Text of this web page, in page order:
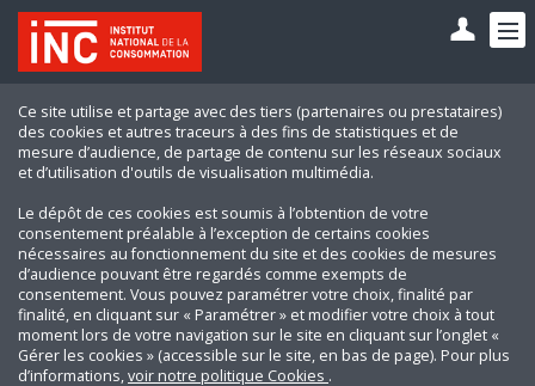
Ce site utilise et partage avec des tiers (partenaires ou prestataires)
des cookies et autres traceurs à des fins de statistiques et de
mesure d’audience, de partage de contenu sur les réseaux sociaux
et d’utilisation d'outils de visualisation multimédia.
Le dépôt de ces cookies est soumis à l’obtention de votre
consentement préalable à l’exception de certains cookies
nécessaires au fonctionnement du site et des cookies de mesures
d’audience pouvant être regardés comme exempts de
consentement. Vous pouvez paramétrer votre choix, finalité par
finalité, en cliquant sur « Paramétrer » et modifier votre choix à tout
moment lors de votre navigation sur le site en cliquant sur l’onglet «
Gérer les cookies » (accessible sur le site, en bas de page). Pour plus
d’informations,voir notre politique Cookies .